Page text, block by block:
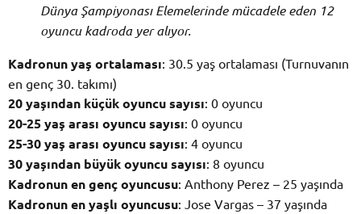
Dünya Şampiyonası Elemelerinde mücadele eden 12
oyuncu kadroda yer alıyor.
Kadronun yaş ortalaması: 30.5 yaş ortalaması (Turnuvanın
en genç 30. takımı)
20 yaşından küçük oyuncu sayısı: 0 oyuncu
20-25 yaş arası oyuncu sayısı: 0 oyuncu
25-30 yaş arası oyuncu sayısı: 4 oyuncu
30 yaşından büyük oyuncu sayısı: 8 oyuncu
Kadronun en genç oyuncusu: Anthony Perez – 25 yaşında
Kadronun en yaşlı oyuncusu: Jose Vargas – 37 yaşında